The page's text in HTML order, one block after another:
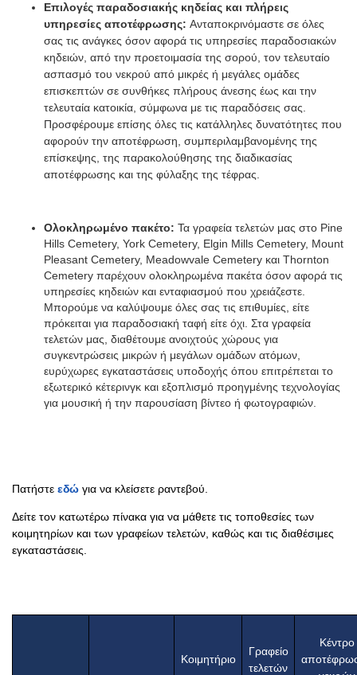
Επιλογές παραδοσιακής κηδείας και πλήρεις
υπηρεσίες αποτέφρωσης: Ανταποκρινόμαστε σε όλες
σας τις ανάγκες όσον αφορά τις υπηρεσίες παραδοσιακών
κηδειών, από την προετοιμασία της σορού, τον τελευταίο
ασπασμό του νεκρού από μικρές ή μεγάλες ομάδες
επισκεπτών σε συνθήκες πλήρους άνεσης έως και την
τελευταία κατοικία, σύμφωνα με τις παραδόσεις σας.
Προσφέρουμε επίσης όλες τις κατάλληλες δυνατότητες που
αφορούν την αποτέφρωση, συμπεριλαμβανομένης της
επίσκεψης, της παρακολούθησης της διαδικασίας
αποτέφρωσης και της φύλαξης της τέφρας.
Ολοκληρωμένο πακέτο: Τα γραφεία τελετών μας στο Pine
Hills Cemetery, York Cemetery, Elgin Mills Cemetery, Mount
Pleasant Cemetery, Meadowvale Cemetery και Thornton
Cemetery παρέχουν ολοκληρωμένα πακέτα όσον αφορά τις
υπηρεσίες κηδειών και ενταφιασμού που χρειάζεστε.
Μπορούμε να καλύψουμε όλες σας τις επιθυμίες, είτε
πρόκειται για παραδοσιακή ταφή είτε όχι. Στα γραφεία
τελετών μας, διαθέτουμε ανοιχτούς χώρους για
συγκεντρώσεις μικρών ή μεγάλων ομάδων ατόμων,
ευρύχωρες εγκαταστάσεις υποδοχής όπου επιτρέπεται το
εξωτερικό κέτερινγκ και εξοπλισμό προηγμένης τεχνολογίας
για μουσική ή την παρουσίαση βίντεο ή φωτογραφιών.
Πατήστε εδώ για να κλείσετε ραντεβού.
Δείτε τον κατωτέρω πίνακα για να μάθετε τις τοποθεσίες των
κοιμητηρίων και των γραφείων τελετών, καθώς και τις διαθέσιμες
εγκαταστάσεις.
Κοιμητήριο
Γραφείο
τελετών
Κέντρο